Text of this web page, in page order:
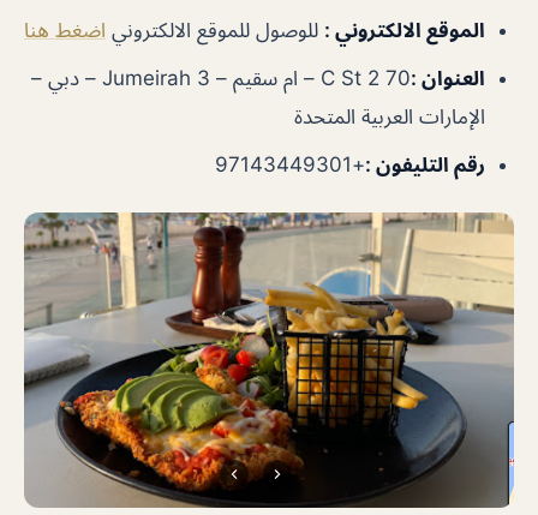
الموقع الالكتروني : للوصول للموقع الالكتروني اضغط هنا
العنوان :
70 2 C St – ام سقيم – Jumeirah 3 – دبي –
الإمارات العربية المتحدة
رقم التليفون :+97143449301